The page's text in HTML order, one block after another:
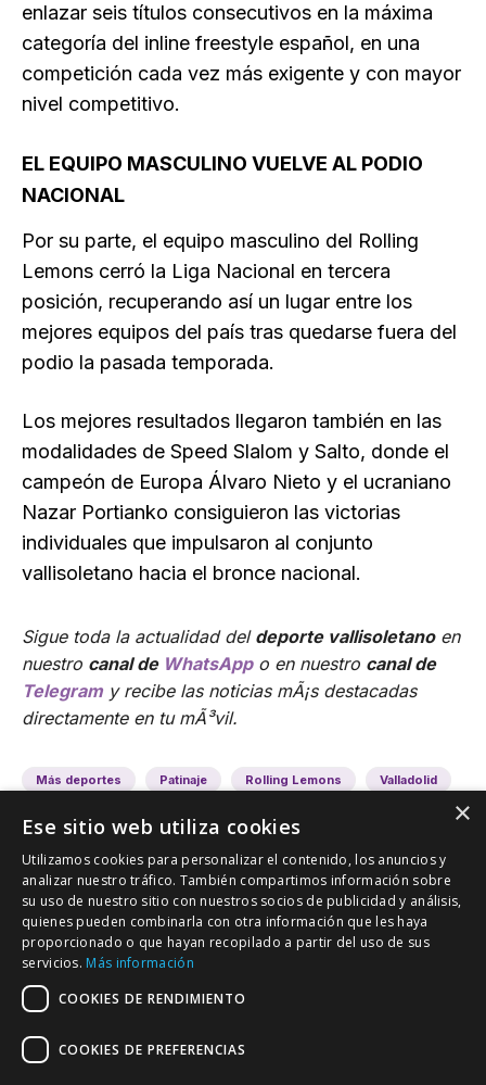
enlazar seis títulos consecutivos en la máxima
categoría del inline freestyle español, en una
competición cada vez más exigente y con mayor
nivel competitivo.
EL EQUIPO MASCULINO VUELVE AL PODIO
NACIONAL
Por su parte, el equipo masculino del Rolling
Lemons cerró la Liga Nacional en tercera
posición, recuperando así un lugar entre los
mejores equipos del país tras quedarse fuera del
podio la pasada temporada.
Los mejores resultados llegaron también en las
modalidades de Speed Slalom y Salto, donde el
campeón de Europa Álvaro Nieto y el ucraniano
Nazar Portianko consiguieron las victorias
individuales que impulsaron al conjunto
vallisoletano hacia el bronce nacional.
Sigue toda la actualidad del deporte vallisoletanoen
nuestro canal de WhatsAppo en nuestro canal de
Telegramy recibe las noticias mÃ¡s destacadas
directamente en tu mÃ³vil.
Más deportes Patinaje Rolling Lemons Valladolid
VALLADOLID DEPORTIVO
×
Ese sitio web utiliza cookies
Utilizamos cookies para personalizar el contenido, los anuncios y
analizar nuestro tráfico. También compartimos información sobre
su uso de nuestro sitio con nuestros socios de publicidad y análisis,
quienes pueden combinarla con otra información que les haya
proporcionado o que hayan recopilado a partir del uso de sus
servicios. Más información
COOKIES DE RENDIMIENTO
COOKIES DE PREFERENCIAS